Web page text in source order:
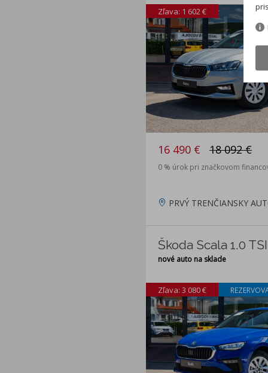
Zľava: 1 602 €
16 490 € 18 092 €
0 % úrok pri značkovom
PRVÝ TRENČIANSKY
Škoda Scala 1.0
nové auto na sklade
Zľava: 3 080 €